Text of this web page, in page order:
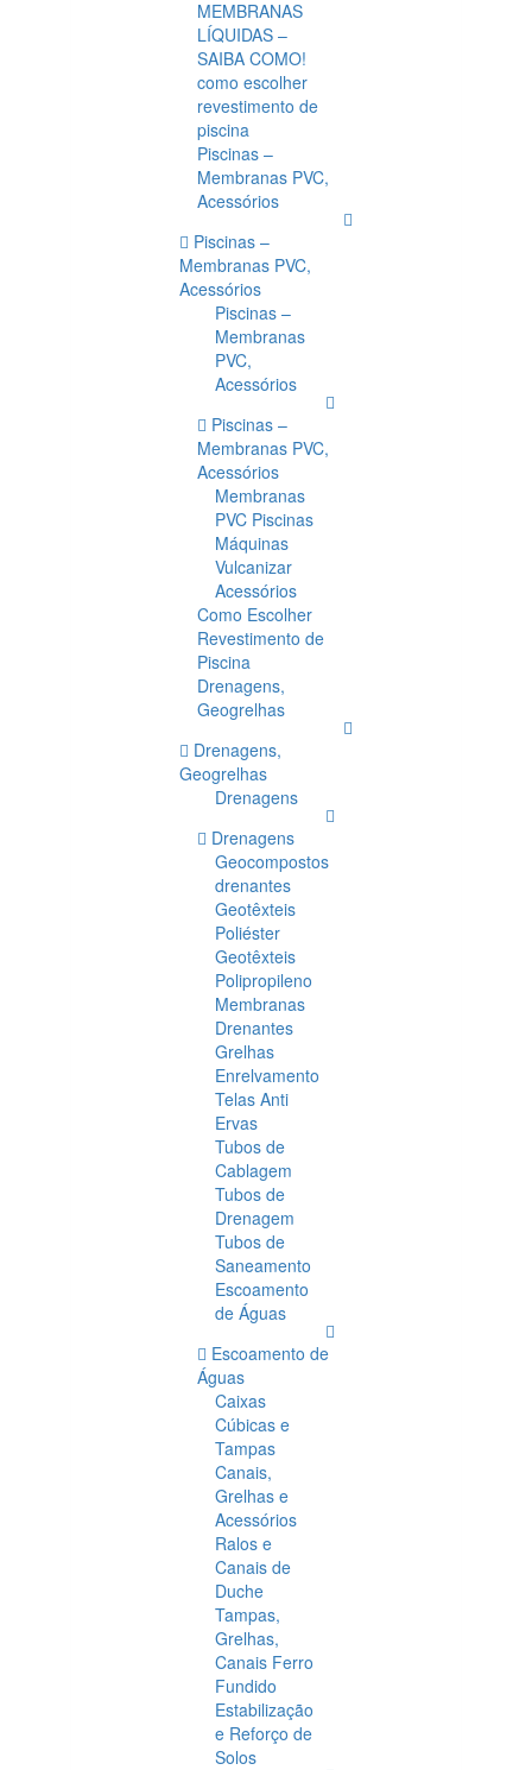
MEMBRANAS
LÍQUIDAS –
SAIBA COMO!
como escolher
revestimento de
piscina
Piscinas –
Membranas PVC,
Acessórios
Piscinas –
Membranas PVC,
Acessórios
Piscinas –
Membranas
PVC,
Acessórios
Piscinas –
Membranas PVC,
Acessórios
Membranas
PVC Piscinas
Máquinas
Vulcanizar
Acessórios
Como Escolher
Revestimento de
Piscina
Drenagens,
Geogrelhas
Drenagens,
Geogrelhas
Drenagens
Drenagens
Geocompostos
drenantes
Geotêxteis
Poliéster
Geotêxteis
Polipropileno
Membranas
Drenantes
Grelhas
Enrelvamento
Telas Anti
Ervas
Tubos de
Cablagem
Tubos de
Drenagem
Tubos de
Saneamento
Escoamento
de Águas
Escoamento de
Águas
Caixas
Cúbicas e
Tampas
Canais,
Grelhas e
Acessórios
Ralos e
Canais de
Duche
Tampas,
Grelhas,
Canais Ferro
Fundido
Estabilização
e Reforço de
Solos